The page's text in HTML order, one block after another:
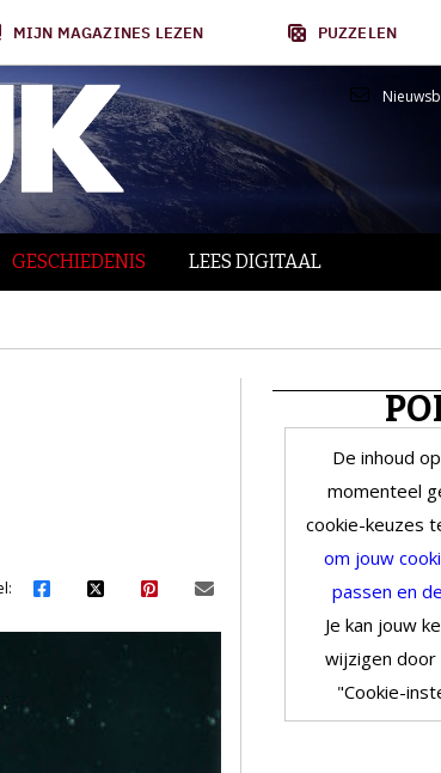
MIJN MAGAZINES LEZEN PUZZELEN
GESCHIEDENIS LEES DIGITAAL
De inhoud
momenteel
cookie-keuzes
om jouw
passen en
Je kan jouw
wijzigen
"Cookie-